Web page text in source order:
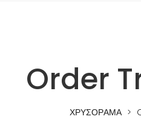
Order
ΧΡΥΣΟΡΑΜΑ >